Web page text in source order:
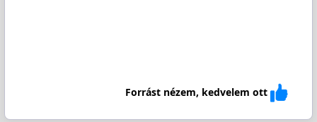
Forrást nézem, kedvelem ott